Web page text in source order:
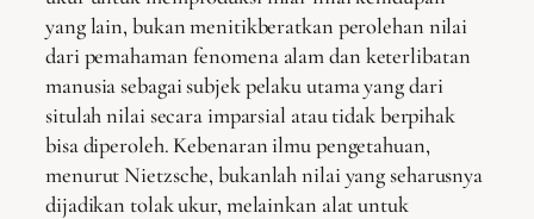
yang lain, bukan menitikberatkan perolehan nilai
dari pemahaman fenomena alam dan keterlibatan
manusia sebagai subjek pelaku utama yang dari
situlah nilai secara imparsial atau tidak berpihak
bisa diperoleh. Kebenaran ilmu pengetahuan,
menurut Nietzsche, bukanlah nilai yang seharusnya
dijadikan tolak ukur, melainkan alat untuk